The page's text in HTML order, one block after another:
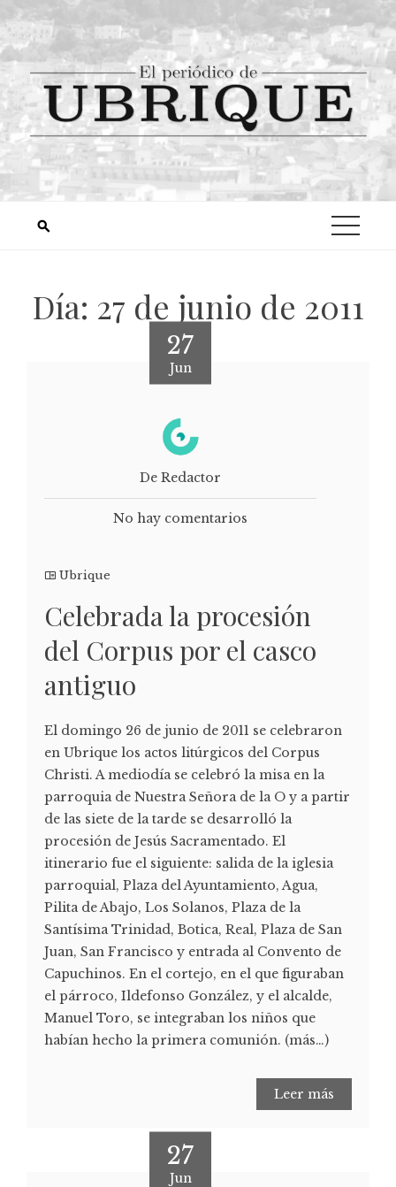
Día: 27 de junio de 2011
27
Jun
De Redactor
No hay comentarios
Ubrique
Celebrada la procesión
del Corpus por el casco
antiguo
El domingo 26 de junio de 2011 se celebraron
en Ubrique los actos litúrgicos del Corpus
Christi. A mediodía se celebró la misa en la
parroquia de Nuestra Señora de la O y a partir
de las siete de la tarde se desarrolló la
procesión de Jesús Sacramentado. El
itinerario fue el siguiente: salida de la iglesia
parroquial, Plaza del Ayuntamiento, Agua,
Pilita de Abajo, Los Solanos, Plaza de la
Santísima Trinidad, Botica, Real, Plaza de San
Juan, San Francisco y entrada al Convento de
Capuchinos. En el cortejo, en el que figuraban
el párroco, Ildefonso González, y el alcalde,
Manuel Toro, se integraban los niños que
habían hecho la primera comunión. (más…)
Leer más
27
Jun